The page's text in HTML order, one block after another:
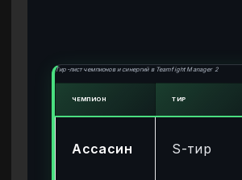
Тир-лист чемпионов и синергий в Teamfight Manager 2
ЧЕМПИОН ТИР
Ассасин S-тир